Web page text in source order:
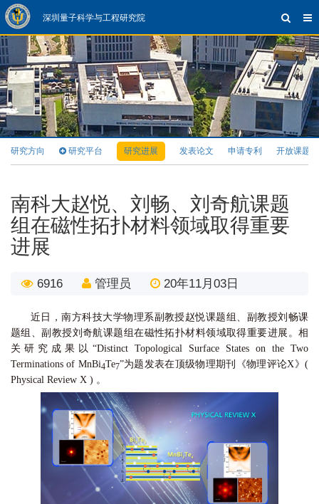
深圳量子科学与工程研究院
研究方向 研究平台 研究进展 发表论文 申请专利 开放课题
南科大赵悦、刘畅、刘奇航课题
组在磁性拓扑材料领域取得重要
进展
6916 管理员 20年11月03日
近日，南方科技大学物理系副教授赵悦课题组、副教授刘畅课
题组、副教授刘奇航课题组在磁性拓扑材料领域取得重要进展。相
关研究成果以“Distinct Topological Surface States on the Two
Terminations of MnBi4Te7”为题发表在顶级物理期刊《物理评论X》(
Physical Review X ) 。